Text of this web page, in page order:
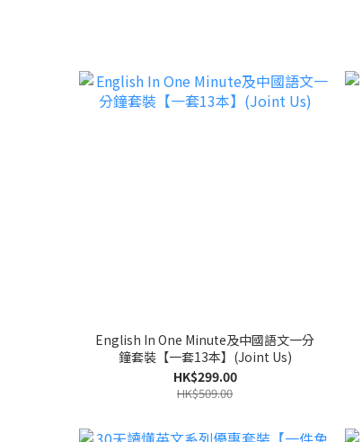
English In One Minute及中國語文一分
鐘套裝【一套13本】(Joint Us)
HK$299.00
HK$509.00